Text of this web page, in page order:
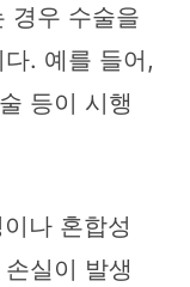
경우 수술을
. 예를 들어,
등이 시행
나 혼합성
실이 발생